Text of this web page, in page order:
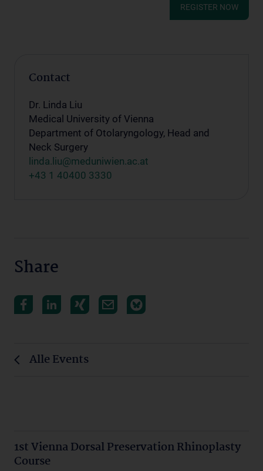
REGISTER NOW
Contact
Dr. Linda Liu
Medical University of Vienna
Department of Otolaryngology, Head and
Neck Surgery
linda.liu@meduniwien.ac.at
+43 1 40400 3330
Share
Alle Events
1st Vienna Dorsal Preservation Rhinoplasty
Course